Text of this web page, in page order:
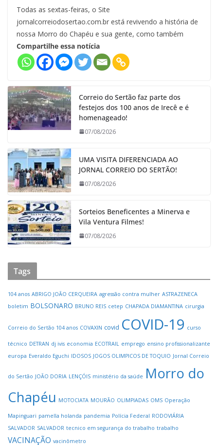
Todas as sextas-feiras, o Site
jornalcorreiodosertao.com.br está revivendo a história de
nossa Morro do Chapéu e sua gente, como também
Compartilhe essa notícia
Correio do Sertão faz parte dos
festejos dos 100 anos de Irecê e é
homenageado!
07/08/2026
UMA VISITA DIFERENCIADA AO
JORNAL CORREIO DO SERTÃO!
07/08/2026
Sorteios Beneficentes a Minerva e
Vila Ventura Filmes!
07/08/2026
Tags
104 anos ABRIGO JOÃO CERQUEIRA agressão contra mulher ASTRAZENECA
boletim BOLSONARO BRUNO REIS cetep CHAPADA DIAMANTINA cirurgia
Correio do Sertão 104 anos COVAXIN covid COVID-19 curso
técnico DETRAN dj ivis economia ECOTRAIL emprego ensino profissionalizante
europa Everaldo Eguchi IDOSOS JOGOS OLIMPICOS DE TOQUIO Jornal Correio
do Sertão JOÃO DORIA LENÇÓIS ministério da saúde Morro do
Chapéu MOTOCIATA MOURÃO OLIMPIADAS OMS Operação
Mapinguari pamella holanda pandemia Polícia Federal RODOVIÁRIA
SALVADOR SALVADOR tecnico em segurança do trabalho trabalho
VACINAÇÃO vacinômetro